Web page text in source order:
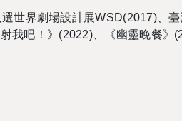
世界劇場設計展WSD(2017)、
我吧！》(2022)、《幽靈晚餐》